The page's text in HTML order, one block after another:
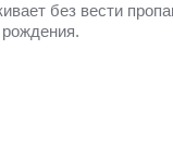
без вести